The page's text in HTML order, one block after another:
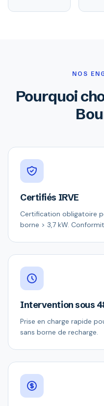
NOS
Pourquoi
Certifiés IRVE
Certification obligatoire
borne > 3,7 kW.
Intervention sous
Prise en charge rapide
sans borne de recharge.